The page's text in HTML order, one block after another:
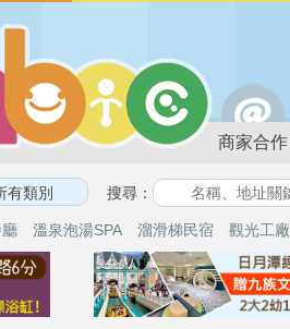
商家合作
搜尋：
溫泉泡湯SPA 溜滑梯民宿 觀光工廠